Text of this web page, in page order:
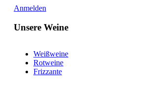
Anmelden
Unsere Weine
Weißweine
Rotweine
Frizzante